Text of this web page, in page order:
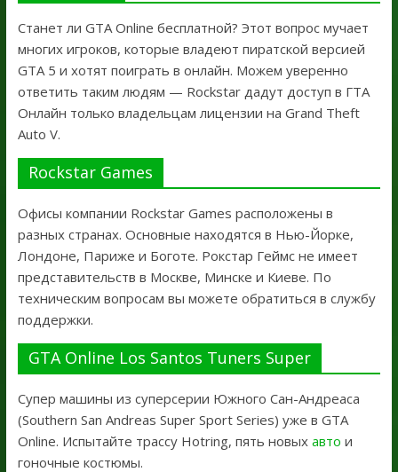
Станет ли GTA Online бесплатной? Этот вопрос мучает
многих игроков, которые владеют пиратской версией
GTA 5 и хотят поиграть в онлайн. Можем уверенно
ответить таким людям — Rockstar дадут доступ в ГТА
Онлайн только владельцам лицензии на Grand Theft
Auto V.
Rockstar Games
Офисы компании Rockstar Games расположены в
разных странах. Основные находятся в Нью-Йорке,
Лондоне, Париже и Боготе. Рокстар Геймс не имеет
представительств в Москве, Минске и Киеве. По
техническим вопросам вы можете обратиться в службу
поддержки.
GTA Online Los Santos Tuners Super
Супер машины из суперсерии Южного Сан-Андреаса
(Southern San Andreas Super Sport Series) уже в GTA
Online. Испытайте трассу Hotring, пять новых авто и
гоночные костюмы.